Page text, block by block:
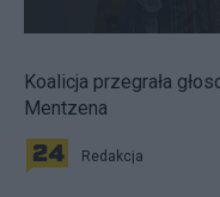
Koalicja przegrała
Mentzena
Redakcja